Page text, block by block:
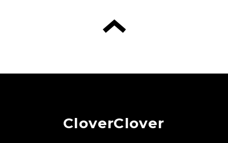
CloverClover